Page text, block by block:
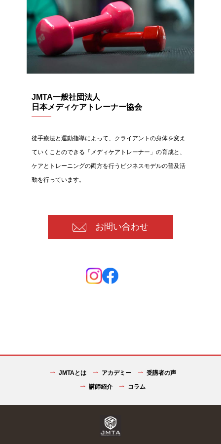
JMTA一般社団法人
日本メディケアトレーナー協会
徒手療法と運動指導によって、クライアントの身体を変え
ていくことのできる「メディケアトレーナー」の育成と、
ケアとトレーニングの両方を行うビジネスモデルの普及活
動を行っています。
お問い合わせ
JMTAとは アカデミー
受講者の声
講師紹介
コラム